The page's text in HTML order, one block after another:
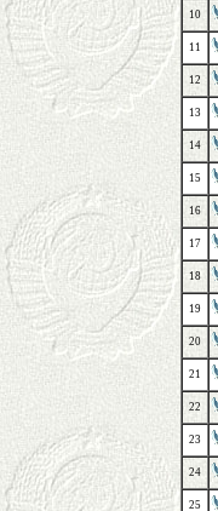
10
11
12
13
14
15
16
17
18
19
20
21
22
23
24
25